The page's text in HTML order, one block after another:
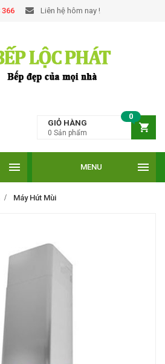
366 Liên hệ hôm nay !
GIỎ HÀNG
0
0 Sản phẩm
MENU
Máy Hút Mùi